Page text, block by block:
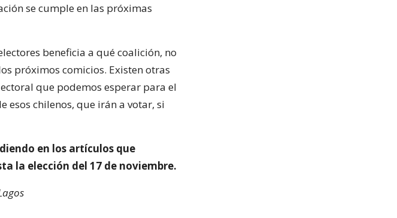
se cumple en las próximas
beneficia a qué coalición, no
próximos comicios. Existen otras
que podemos esperar para el
esos chilenos, que irán a votar, si
en los artículos que
la elección del 17 de noviembre.